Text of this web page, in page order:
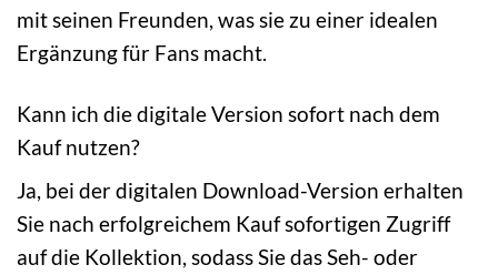
mit seinen Freunden, was sie zu einer idealen
Ergänzung für Fans macht.
Kann ich die digitale Version sofort nach dem
Kauf nutzen?
Ja, bei der digitalen Download-Version erhalten
Sie nach erfolgreichem Kauf sofortigen Zugriff
auf die Kollektion, sodass Sie das Seh- oder